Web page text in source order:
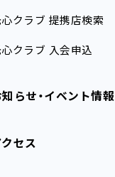
心クラブ 提携店検索
心クラブ 入会申込
知らせ・イベント情報
クセス